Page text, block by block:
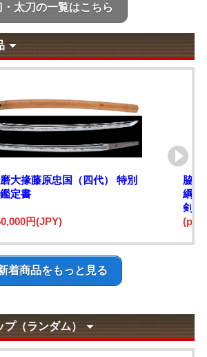
・太刀の一覧はこちら
大掾藤原忠国（四代） 特別
定書
円(JPY)
脇
綱)
剣
着商品をもっと見る
プ（ランダム）